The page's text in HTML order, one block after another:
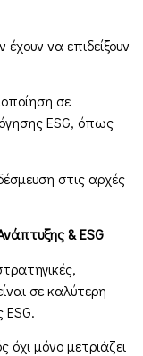
να επιδείξουν
σε
ESG, όπως
στις αρχές
& ESG
σε καλύτερη
μόνο μετριάζει